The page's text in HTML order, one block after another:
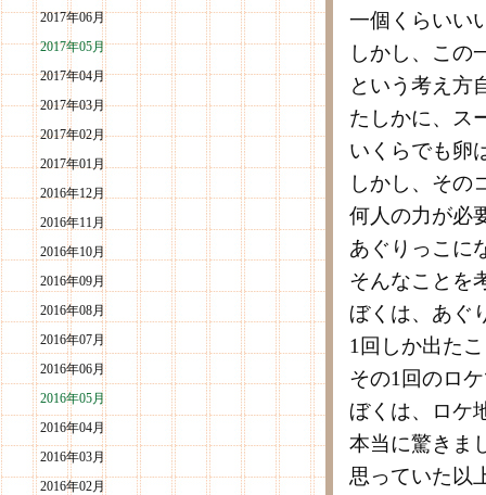
2017年06月
2017年05月
2017年04月
2017年03月
2017年02月
2017年01月
2016年12月
2016年11月
2016年10月
2016年09月
2016年08月
2016年07月
2016年06月
2016年05月
2016年04月
2016年03月
2016年02月
一個くらいい
しかし、この
という考え方
たしかに、ス
いくらでも卵
しかし、その
何人の力が必
あぐりっこに
そんなことを
ぼくは、あぐ
1回しか出た
その1回のロ
ぼくは、ロケ
本当に驚きま
思っていた以